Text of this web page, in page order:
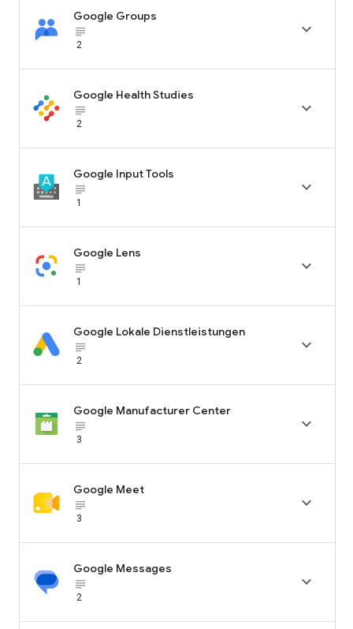
Google Groups
subject_black
2

Google Health Studies
subject_black
2

Google Input Tools
subject_black
1

Google Lens
subject_black
1

Google Lokale Dienstleistungen
subject_black
2

Google Manufacturer Center
subject_black
3

Google Meet
subject_black
3

Google Messages
subject_black
2
